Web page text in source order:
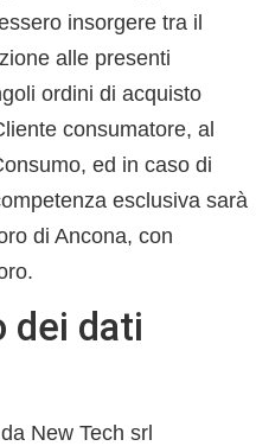
insorgere tra il
alle presenti
ordini di acquisto
consumatore, al
ed in caso di
esclusiva sarà
di Ancona, con
dei dati
New Tech srl